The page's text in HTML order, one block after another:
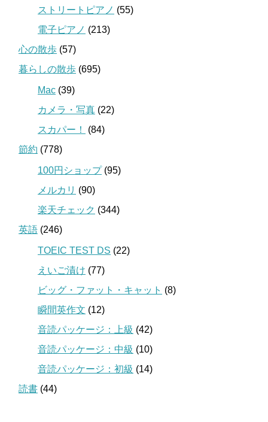
ストリートピアノ (55)
電子ピアノ (213)
心の散歩 (57)
暮らしの散歩 (695)
Mac (39)
カメラ・写真 (22)
スカパー！
(84)
節約 (778)
100円ショップ(95)
メルカリ (90)
楽天チェック (344)
英語 (246)
TOEIC TEST DS (22)
えいご漬け (77)
ビッグ・ファット・キャット (8)
瞬間英作文 (12)
音読パッケージ：上級 (42)
音読パッケージ：中級 (10)
音読パッケージ：初級 (14)
読書 (44)